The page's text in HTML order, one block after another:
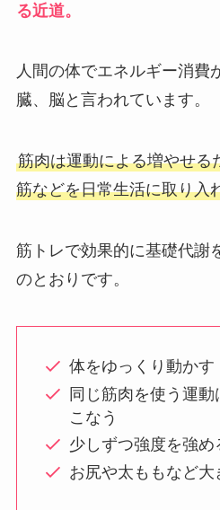
る近道。
人間の体でエネルギー消費
臓、脳と言われています。
筋肉は運動による増やせる
筋などを日常生活に取り入
筋トレで効果的に基礎代謝
のとおりです。
体をゆっくり動かす
同じ筋肉を使う運
こなう
少しずつ強度を強め
お尻や太ももなど大